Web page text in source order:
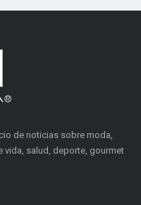
de noticias sobre moda,
vida, salud, deporte, gourmet